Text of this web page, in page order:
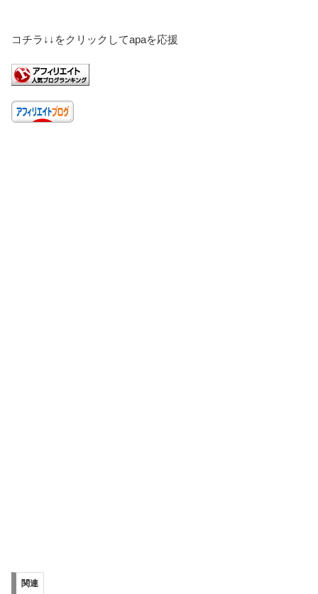
コチラ↓↓をクリックしてapaを応援
関連